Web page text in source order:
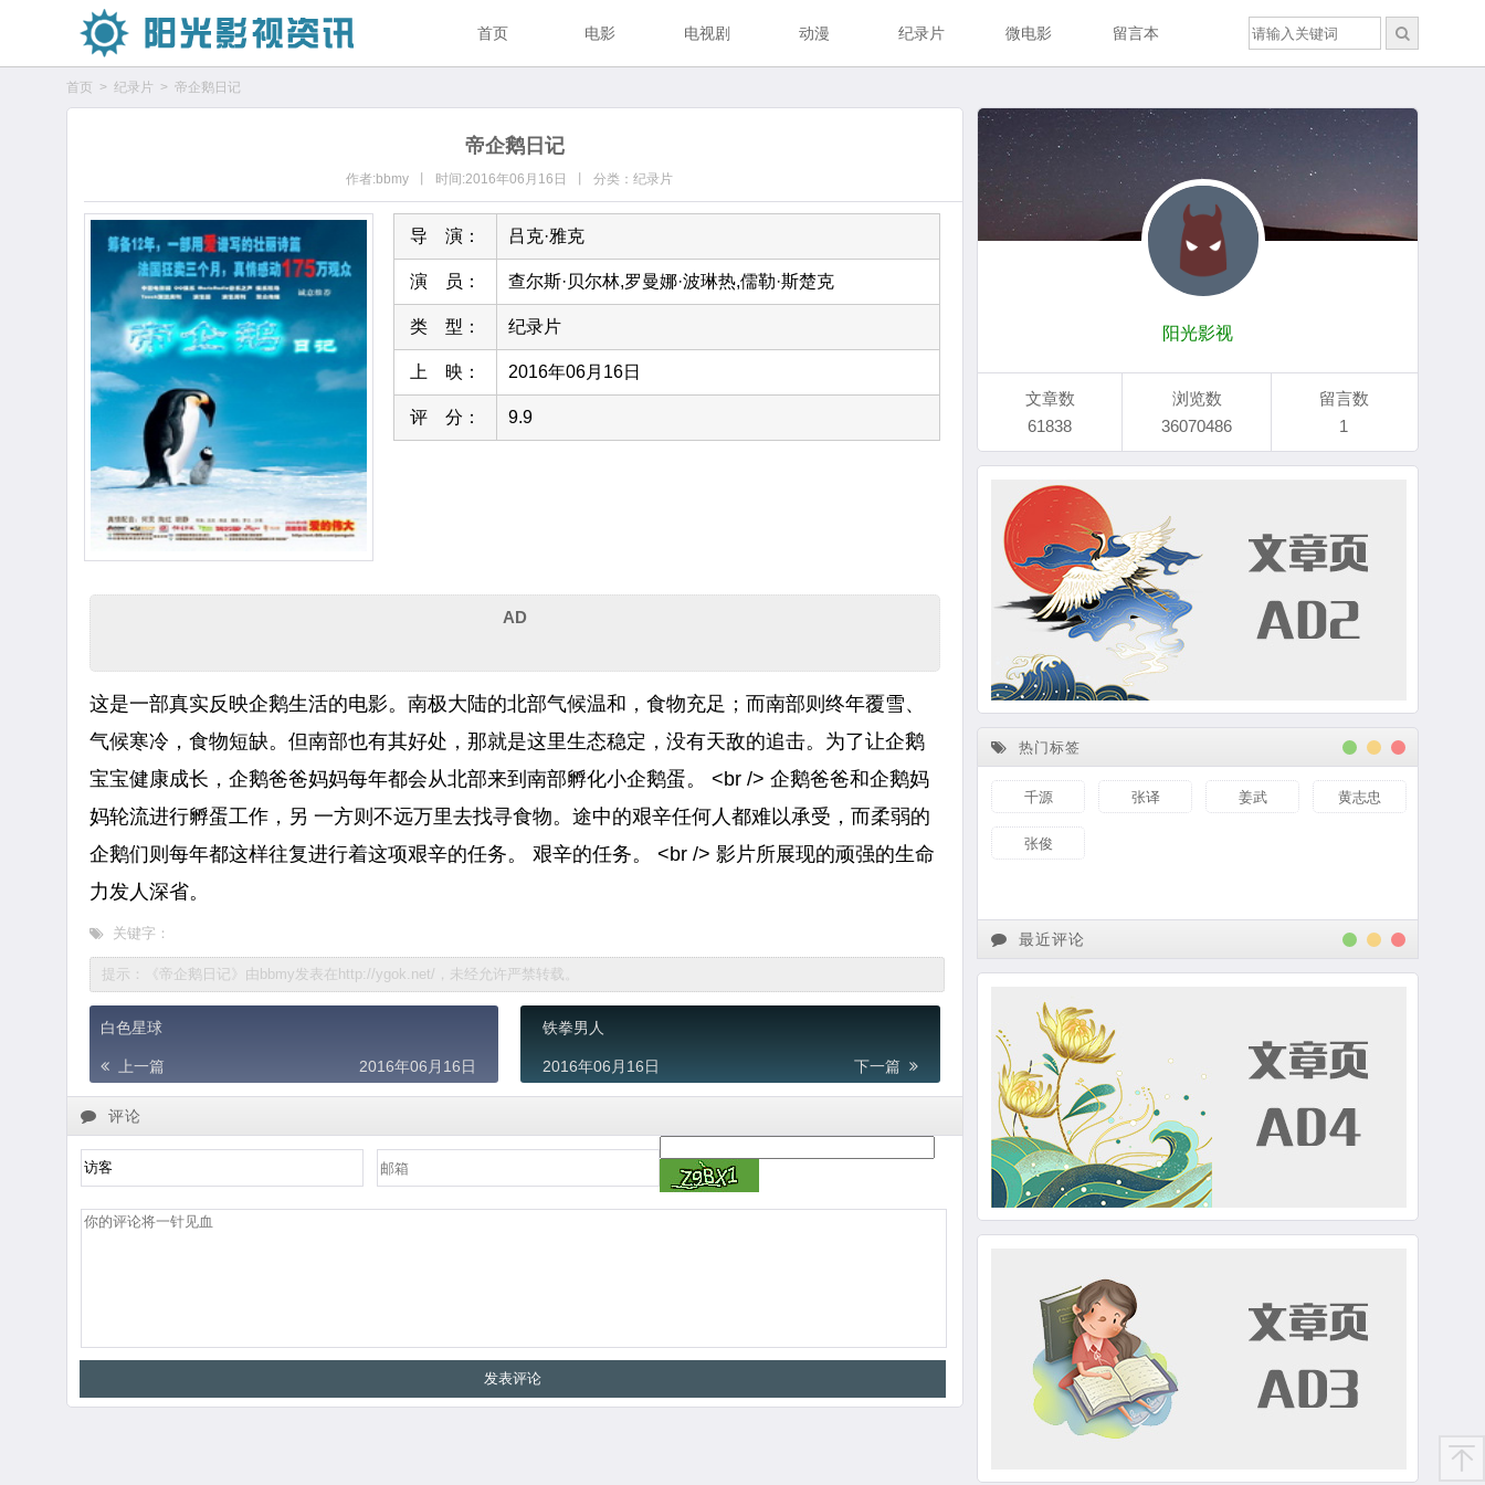
首页 电影 电视剧 动漫 纪录片 微电影 留言本
首页 > 纪录片 > 帝企鹅日记
帝企鹅日记
作者:bbmy 丨 时间:2016年06月16日 丨 分类：纪录片
导 演： 吕克·雅克
演 员： 查尔斯·贝尔林,罗曼娜·波琳热,儒勒·斯楚克
类 型： 纪录片
上 映： 2016年06月16日
评 分： 9.9
AD
这是一部真实反映企鹅生活的电影。南极大陆的北部气候温和，食物充足；而南部则终年覆雪、
气候寒冷，食物短缺。但南部也有其好处，那就是这里生态稳定，没有天敌的追击。为了让企鹅
宝宝健康成长，企鹅爸爸妈妈每年都会从北部来到南部孵化小企鹅蛋。 <br /> 企鹅爸爸和企鹅妈
妈轮流进行孵蛋工作，另 一方则不远万里去找寻食物。途中的艰辛任何人都难以承受，而柔弱的
企鹅们则每年都这样往复进行着这项艰辛的任务。 艰辛的任务。 <br /> 影片所展现的顽强的生命
力发人深省。
关键字：
提示：《帝企鹅日记》由bbmy发表在http://ygok.net/，未经允许严禁转载。
白色星球
上一篇 2016年06月16日
铁拳男人
2016年06月16日 下一篇
评论
阳光影视
文章数
61838
浏览数
36070486
留言数
1
热门标签
千源 张译 姜武 黄志忠
张俊
最近评论